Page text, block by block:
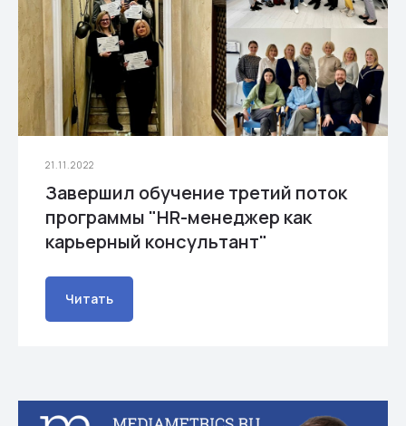
21.11.2022
Завершил обучение третий поток
программы "HR-менеджер как
карьерный консультант"
Читать